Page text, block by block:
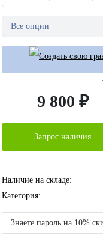
Все опции
9 800 ₽
Запрос наличия
Наличие на складе:
Категория:
Знаете пароль на 10%